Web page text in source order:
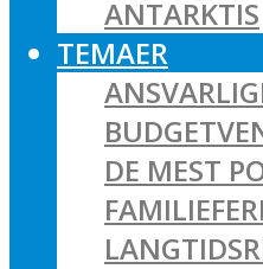
ANTARKTIS
TEMAER
DE MEST